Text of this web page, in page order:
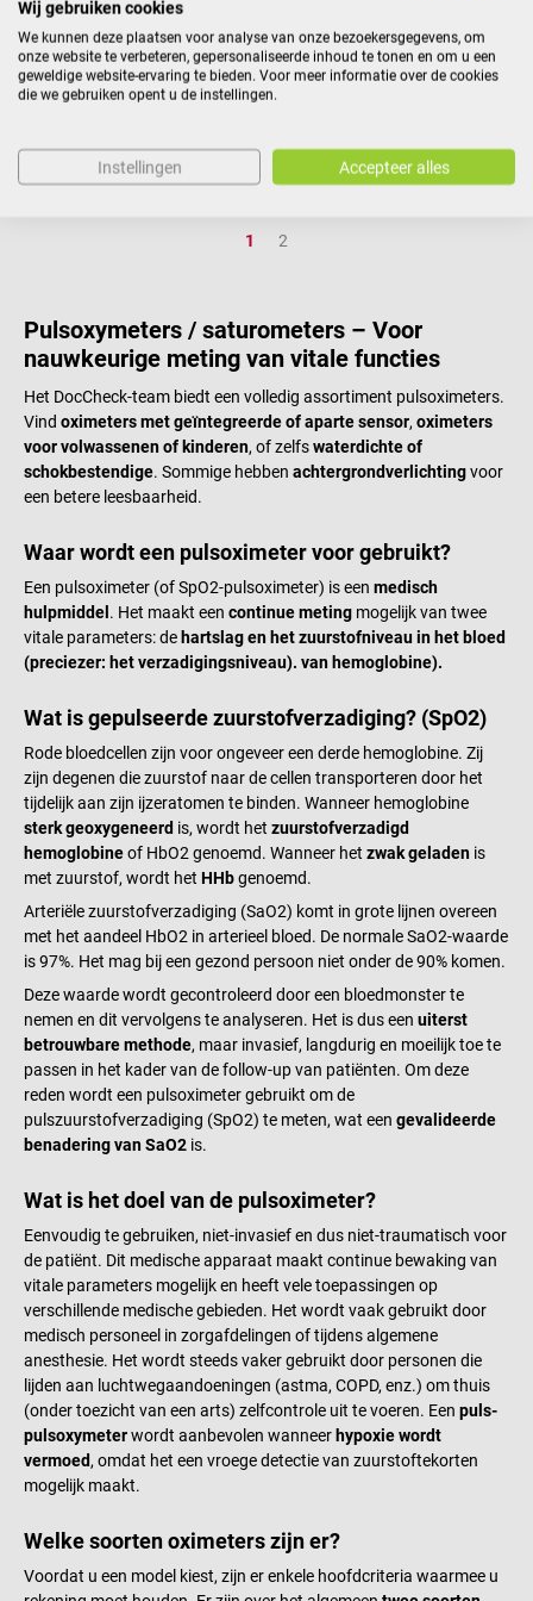
Batterien geliefert und ist
dadurch sofort einsatzbereit.
Produktdetails Pulsoximeter für
Kinder mit einem Gewicht von 10-
mit automatischer
Rotationsfunktion Inkl.
Schraubenzieher Maße: L 59 x B
37 x H 35 mm Gewicht (inkl.
Batterien): ca. 50 g Technische
Details Messbereich: 0-100 %
Display: LCD Stromversorgung:
Batterie Verwendung: 10-40 °C
Lagerung: -40-60 °C
Lieferumfang 1 Spengler
LR03 AAA Batterien 1,5 V 1
Handgelenkschlaufe 1
Schraubenzieher 1
Bedienungsanleitung
na 5 seconden inactiviteit
automatisch uitschakelt. De
pulsoximeter is bijzonder geschikt
chronische obstructieve
longziekten en bronchiale astma.
zuurstofsaturatie (SpO2) en
perspectieven en instelbare
helderheid Grafische
hartslagweergave Automatische
oriëntatie van het weergavebeeld
Automatische uitschakeling na 5
seconden Indicatie voor
batterijvervanging Incl. Batterijen,
57 g Technische details SpO2-
meetbereik: 0-100%
Pulsmeetbereik: 30-250 bpm
Voeding: Batterijwerking (2 x 1,5
V AAA-batterijen)
Leveringsomvang
AAA-batterijen van 1,5 V 1 ketting
1 heuptasje
€ 55,60*
Prijzen incl. BTW, excl.
In winkelwagen
€ 36,24*
Prijzen incl. BTW, excl.
In winkelwagen
Pagina
1 Pagina
2
Pulsoxymeters / saturometers – Voor
nauwkeurige meting van vitale functies
Het DocCheck-team biedt een volledig assortiment pulsoximeters.
Vind oximeters met geïntegreerde of aparte sensor, oximeters
voor volwassenen of kinderen, of zelfswaterdichte of
schokbestendige. Sommige hebben achtergrondverlichtingvoor
een betere leesbaarheid.
Waar wordt een pulsoximeter voor gebruikt?
Een pulsoximeter (of SpO2-pulsoximeter) is een medisch
hulpmiddel . Het maakt een continue meting mogelijk van twee
vitale parameters: de hartslagen hetzuurstofniveauin het bloed
(preciezer: het verzadigingsniveau). van hemoglobine).
Wat is gepulseerde zuurstofverzadiging? (SpO2)
Rode bloedcellen zijn voor ongeveer een derde hemoglobine. Zij
zijn degenen die zuurstof naar de cellen transporteren door het
tijdelijk aan zijn ijzeratomen te binden. Wanneer hemoglobine
sterk geoxygeneerd is, wordt het zuurstofverzadigd
hemoglobineof HbO2 genoemd. Wanneer het zwak geladen is
met zuurstof, wordt het HHbgenoemd.
Arteriële zuurstofverzadiging (SaO2) komt in grote lijnen overeen
met het aandeel HbO2 in arterieel bloed. De normale SaO2-waarde
is 97%. Het mag bij een gezond persoon niet onder de 90% komen.
Deze waarde wordt gecontroleerd door een bloedmonster te
nemen en dit vervolgens te analyseren. Het is dus een uiterst
betrouwbare methode, maar invasief, langdurig en moeilijk toe te
passen in het kader van de follow-up van patiënten. Om deze
reden wordt een pulsoximeter gebruikt om de
pulszuurstofverzadiging (SpO2) te meten, wat een gevalideerde
benadering van SaO2 is.
Wat is het doel van de pulsoximeter?
Eenvoudig te gebruiken, niet-invasief en dus niet-traumatisch voor
de patiënt. Dit medische apparaat maakt continue bewaking van
vitale parameters mogelijk en heeft vele toepassingen op
verschillende medische gebieden. Het wordt vaak gebruikt door
medisch personeel in zorgafdelingen of tijdens algemene
anesthesie. Het wordt steeds vaker gebruikt door personen die
lijden aan luchtwegaandoeningen (astma, COPD, enz.) om thuis
(onder toezicht van een arts) zelfcontrole uit te voeren. Een puls-
pulsoxymeterwordt aanbevolen wanneer hypoxie wordt
vermoed, omdat het een vroege detectie van zuurstoftekorten
mogelijk maakt.
Welke soorten oximeters zijn er?
Voordat u een model kiest, zijn er enkele hoofdcriteria waarmee u
Wij gebruiken cookies
We kunnen deze plaatsen voor analyse van onze bezoekersgegevens, om
onze website te verbeteren, gepersonaliseerde inhoud te tonen en om u een
geweldige website-ervaring te bieden. Voor meer informatie over de cookies
die we gebruiken opent u de instellingen.
Instellingen Accepteer alles